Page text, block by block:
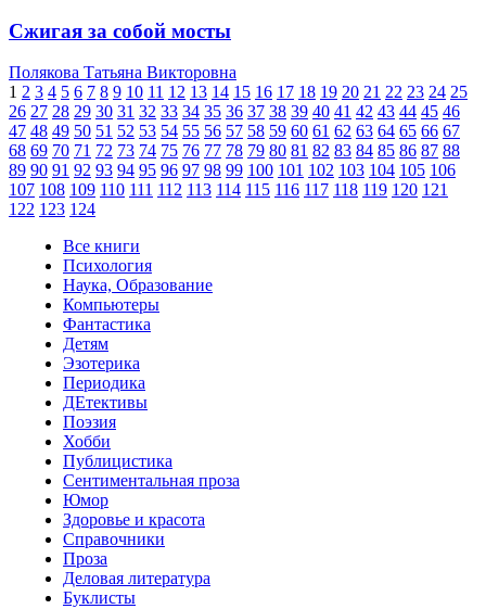
Сжигая за собой мосты
Полякова Татьяна Викторовна
1 2 3 4 5 6 7 8 9 10 11 12 13 14 15 16 17 18 19 20 21 22 23 24 25
26 27 28 29 30 31 32 33 34 35 36 37 38 39 40 41 42 43 44 45 46
47 48 49 50 51 52 53 54 55 56 57 58 59 60 61 62 63 64 65 66 67
68 69 70 71 72 73 74 75 76 77 78 79 80 81 82 83 84 85 86 87 88
89 90 91 92 93 94 95 96 97 98 99 100 101 102 103 104 105 106
107 108 109 110 111 112 113 114 115 116 117 118 119 120 121
122 123 124
Все книги
Психология
Наука, Образование
Компьютеры
Фантастика
Детям
Эзотерика
Периодика
ДЕтективы
Поэзия
Хобби
Публицистика
Сентиментальная проза
Юмор
Здоровье и красота
Справочники
Проза
Деловая литература
Буклисты